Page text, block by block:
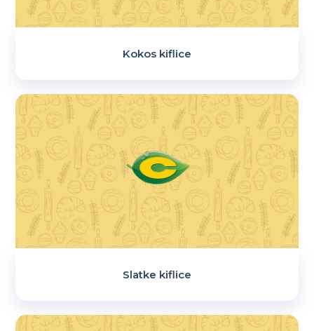
Kokos kiflice
Slatke kiflice